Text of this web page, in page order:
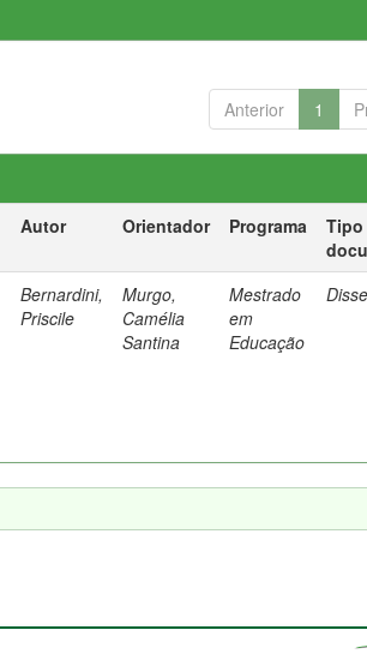
Anterior 1
Autor Orientador Programa
Tipo
Bernardini,
Priscile
Murgo,
Camélia
Santina
Mestrado
em
Educação